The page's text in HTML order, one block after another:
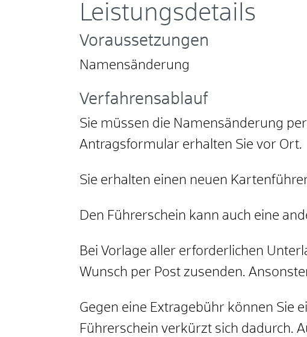
Leistungsdetails
Voraussetzungen
Namensänderung
Verfahrensablauf
Sie müssen die Namensänderung
Antragsformular erhalten Sie vor Ort.
Sie erhalten einen neuen
Den Führerschein kann auch eine
Bei Vorlage aller erforderlichen
Wunsch per Post zusenden.
Gegen eine Extragebühr können Sie
Führerschein verkürzt sich dadurch.